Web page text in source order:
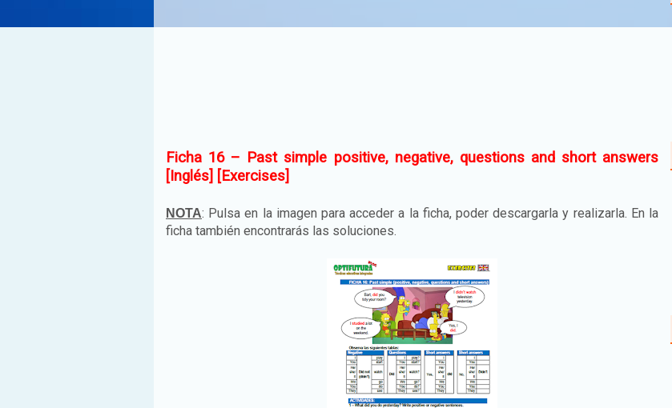
Ficha 16 – Past simple positive, negative, questions and short answers
[Inglés] [Exercises]
NOTA: Pulsa en la imagen para acceder a la ficha, poder descargarla y realizarla. En la
ficha también encontrarás las soluciones.